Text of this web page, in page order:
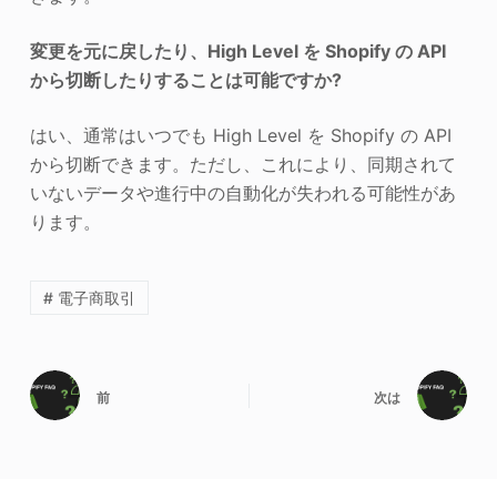
変更を元に戻したり、High Level を Shopify の API
から切断したりすることは可能ですか?
はい、通常はいつでも High Level を Shopify の API
から切断できます。ただし、これにより、同期されて
いないデータや進行中の自動化が失われる可能性があ
ります。
# 電子商取引
前 次は